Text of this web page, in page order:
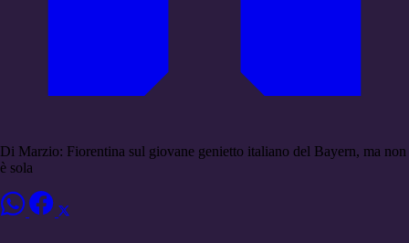
Di Marzio: Fiorentina sul giovane genietto italiano del Bayern, ma non
è sola